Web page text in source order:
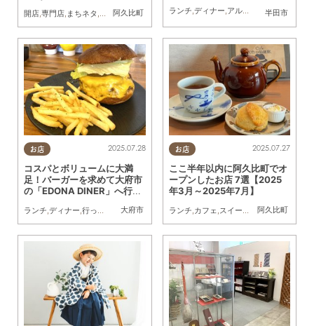
阿久比町
開店,専門店, まちネタ ,家族 半田市
ランチ,ディナー,アルコール ,開店,専門店
お店
大府市
2025.07.28
コスパとボリュームに大満
足！バーガーを求めて大府市
の「EDONA DINER」へ行っ
ランチ,ディナー,行ってみたレポ ,家族 おひとりさま,KURUTOHP
お店
阿久比町
2025.07.27
ここ半年以内に阿久比町でオ
ープンしたお店 7選【2025
年3月～2025年7月】
ランチ,カフェ,スイーツ 開店,まとめ記事